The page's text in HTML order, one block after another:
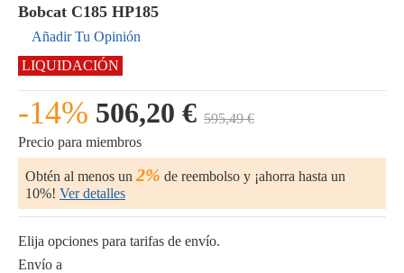
Bobcat C185 HP185
Añadir Tu Opinión
LIQUIDACIÓN
-14% 506,20 € 595,49 €
Precio para miembros
Obtén al menos un 2% de reembolso y ¡ahorra hasta un
10%! Ver detalles
Elija opciones para tarifas de envío.
Envío a